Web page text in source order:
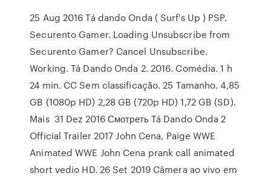
25 Aug 2016 Tá dando Onda ( Surf's Up ) PSP.
Securento Gamer. Loading Unsubscribe from
Securento Gamer? Cancel Unsubscribe.
Working. Tá Dando Onda 2. ‪2016‬. Comédia. ‪1 h
24 min‬. ‪CC‬ Sem classificação. 25 Tamanho. 4,85
GB (1080p HD) 2,28 GB (720p HD) 1,72 GB (SD).
Mais 31 Dez 2016 Смотреть Tá Dando Onda 2
Official Trailer 2017 John Cena, Paige WWE
Animated WWE John Cena prank call animated
short vedio HD. 26 Set 2019 Câmera ao vivo em